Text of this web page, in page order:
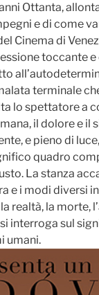
Ottanta,
e di come
Cinema di
toccante e
terminale
lo spettatore a
il dolore e il
e pieno di
quadro
La stanza
e i modi diversi
realtà, la morte,
interroga sul
umani.